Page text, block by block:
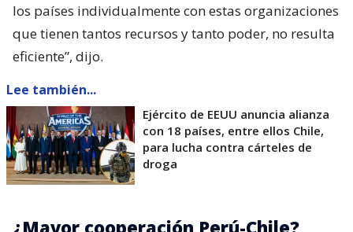
los países individualmente con estas organizaciones
que tienen tantos recursos y tanto poder, no resulta
eficiente”, dijo.
Lee también...
Ejército de EEUU anuncia alianza
con 18 países, entre ellos Chile,
para lucha contra cárteles de
droga